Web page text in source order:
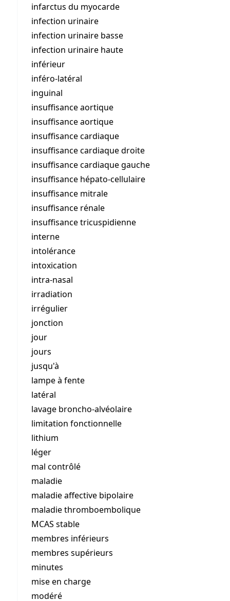
infarctus du myocarde
infection urinaire
infection urinaire basse
infection urinaire haute
inférieur
inféro-latéral
inguinal
insuffisance aortique
insuffisance aortique
insuffisance cardiaque
insuffisance cardiaque droite
insuffisance cardiaque gauche
insuffisance hépato-cellulaire
insuffisance mitrale
insuffisance rénale
insuffisance tricuspidienne
interne
intolérance
intoxication
intra-nasal
irradiation
irrégulier
jonction
jour
jours
jusqu'à
lampe à fente
latéral
lavage broncho-alvéolaire
limitation fonctionnelle
lithium
léger
mal contrôlé
maladie
maladie affective bipolaire
maladie thromboembolique
MCAS stable
membres inférieurs
membres supérieurs
minutes
mise en charge
modéré